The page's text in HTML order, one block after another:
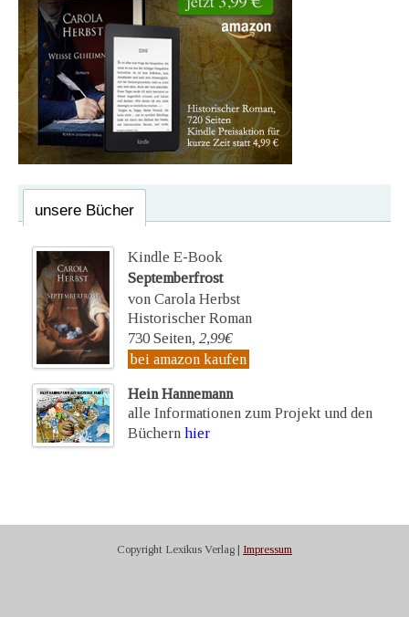
unsere Bücher
Kindle E-Book
Septemberfrost
von Carola Herbst
Historischer Roman
730 Seiten, 2,99€
bei amazon kaufen
Hein Hannemann
alle Informationen zum Projekt und den
Büchern hier
Copyright Lexikus Verlag | Impressum